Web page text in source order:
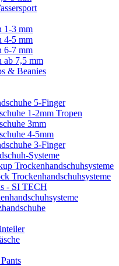
1-3 mm
4-5 mm
6-7 mm
ab 7,5 mm
& Beanies
5-Finger
1-2mm Tropen
3mm
4-5mm
3-Finger
Systeme
Trockenhandschuhsysteme
Trockenhandschuhsysteme
- SI TECH